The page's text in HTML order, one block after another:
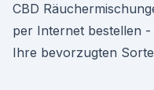
CBD
per Internet bestellen -
Ihre bevorzugten